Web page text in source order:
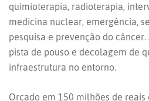
quimioterapia, radioterapia,
medicina nuclear, emergência,
pesquisa e prevenção do
pista de pouso e decolagem de
infraestrutura no entorno.
Orçado em 150 milhões de